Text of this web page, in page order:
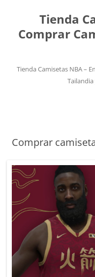
Tienda
Comprar
Tienda Camisetas NBA –
Comprar